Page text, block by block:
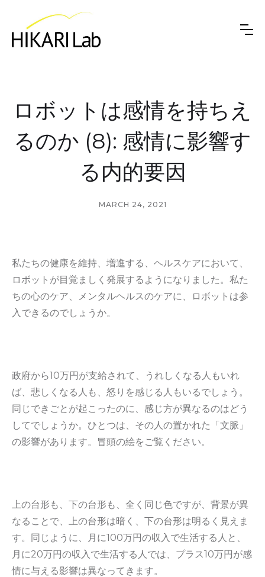
ロボットは感情を持ちえ
るのか (8): 感情に影響す
る内的要因
MARCH 24, 2021
私たちの健康を維持、増進する、ヘルスケアにおいて、
ロボットが目覚ましく発展するようになりました。私た
ちの心のケア、メンタルヘルスのケアに、ロボットは参
入できるのでしょうか。
政府から10万円が支給されて、うれしくなる人もいれ
ば、悲しくなる人も、怒りを感じる人もいるでしょう。
同じできごとが起こったのに、感じ方が異なるのはどう
してでしょうか。ひとつは、その人の置かれた「文脈」
の影響があります。冒頭の絵をご覧ください。
上の台形も、下の台形も、全く同じ色ですが、背景が異
なることで、上の台形は暗く、下の台形は明るく見えま
す。同じように、月に100万円の収入で生活する人と、
月に20万円の収入で生活する人では、プラス10万円が感
情に与える影響は異なってきます。